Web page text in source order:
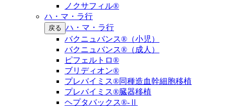
ノクサフィル®
ハ・マ・ラ行
戻る ハ・マ・ラ行
バクニュバンス®（小児）
バクニュバンス®（成人）
ピフェルトロ®
ブリディオン®
プレバイミス®同種造血幹細胞移植
プレバイミス®臓器移植
ヘプタバックス®-Ⅱ